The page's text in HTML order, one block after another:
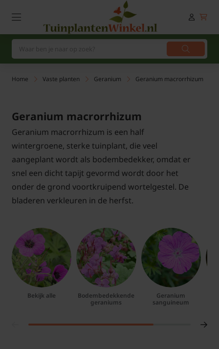
Home Vaste planten Geranium Geranium macrorrhizum
Geranium macrorrhizum
Geranium macrorrhizum is een half
wintergroene, sterke tuinplant, die veel
aangeplant wordt als bodembedekker, omdat er
snel een dicht tapijt gevormd wordt door het
onder de grond voortkruipend wortelgestel. De
bladeren verkleuren in de herfst.
Bekijk alle
Bodembedekkende
geraniums
Geranium
sanguineum